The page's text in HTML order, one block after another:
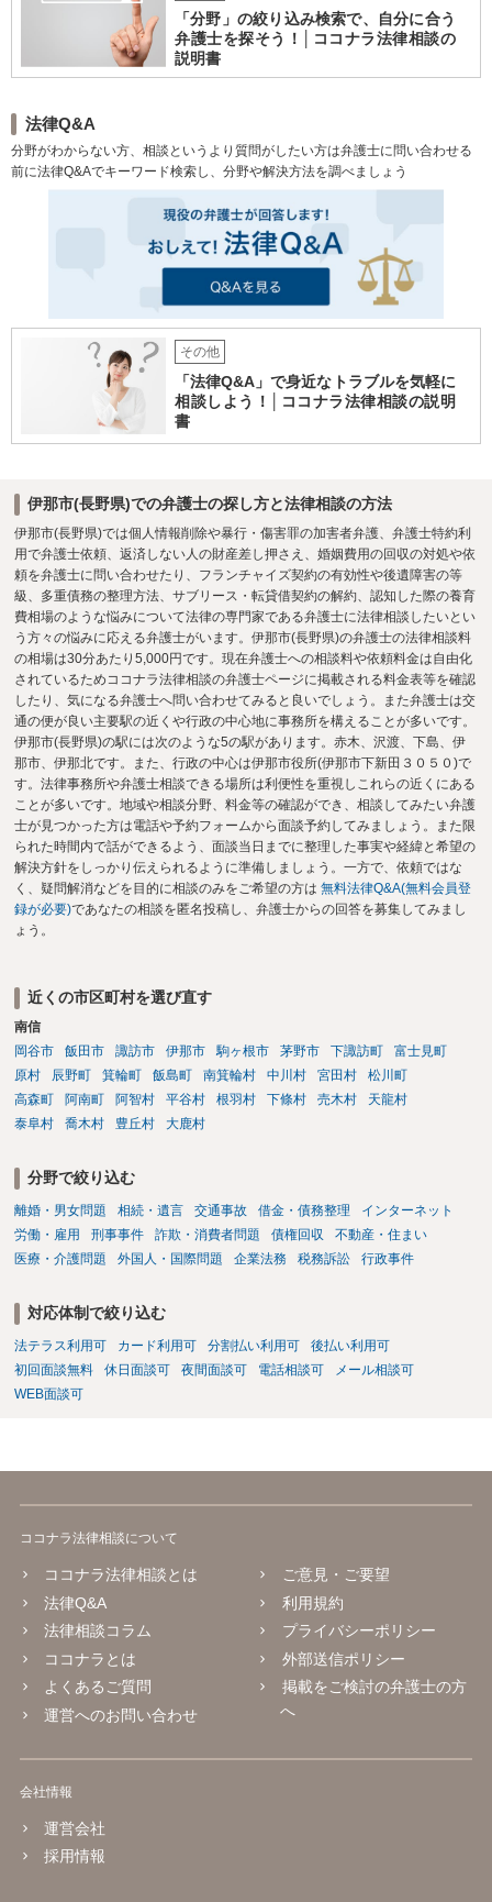
その結果、依頼者に非がないことがわかり、過失割合は10対0で決着しまし
「分野」の絞り込み検索で、自分に合う
弁護士を探そう！│ココナラ法律相談の
説明書
法律Q&A
分野がわからない方、相談というより質問がしたい方は弁護士に問い合わせる
前に法律Q&Aでキーワード検索し、分野や解決方法を調べましょう
その他
「法律Q&A」で身近なトラブルを気軽に
相談しよう！│ココナラ法律相談の説明
書
伊那市(長野県)での弁護士の探し方と法律相談の方法
伊那市(長野県)では個人情報削除や暴行・傷害罪の加害者弁護、弁護士特約利
用で弁護士依頼、返済しない人の財産差し押さえ、婚姻費用の回収の対処や依
頼を弁護士に問い合わせたり、フランチャイズ契約の有効性や後遺障害の等
級、多重債務の整理方法、サブリース・転貸借契約の解約、認知した際の養育
費相場のような悩みについて法律の専門家である弁護士に法律相談したいとい
う方々の悩みに応える弁護士がいます。伊那市(長野県)の弁護士の法律相談料
の相場は30分あたり5,000円です。現在弁護士への相談料や依頼料金は自由化
されているためココナラ法律相談の弁護士ページに掲載される料金表等を確認
したり、気になる弁護士へ問い合わせてみると良いでしょう。また弁護士は交
通の便が良い主要駅の近くや行政の中心地に事務所を構えることが多いです。
伊那市(長野県)の駅には次のような5の駅があります。赤木、沢渡、下島、伊
那市、伊那北です。また、行政の中心は伊那市役所(伊那市下新田３０５０)で
す。法律事務所や弁護士相談できる場所は利便性を重視しこれらの近くにある
ことが多いです。地域や相談分野、料金等の確認ができ、相談してみたい弁護
士が見つかった方は電話や予約フォームから面談予約してみましょう。また限
られた時間内で話ができるよう、面談当日までに整理した事実や経緯と希望の
解決方針をしっかり伝えられるように準備しましょう。一方で、依頼ではな
く、疑問解消などを目的に相談のみをご希望の方は 無料法律Q&A(無料会員登
録が必要)であなたの相談を匿名投稿し、弁護士からの回答を募集してみまし
ょう。
近くの市区町村を選び直す
南信
岡谷市
飯田市 諏訪市 伊那市 駒ヶ根市 茅野市 下諏訪町
富士見町
原村
辰野町 箕輪町 飯島町 南箕輪村 中川村 宮田村
松川町
高森町
阿南町 阿智村 平谷村 根羽村 下條村 売木村
天龍村
泰阜村
喬木村 豊丘村 大鹿村
分野で絞り込む
離婚・男女問題 相続・遺言 交通事故 借金・債務整理
インターネット
労働・雇用
刑事事件 詐欺・消費者問題 債権回収
不動産・住まい
医療・介護問題
外国人・国際問題 企業法務 税務訴訟 行政事件
対応体制で絞り込む
法テラス利用可 カード利用可 分割払い利用可
後払い利用可
初回面談無料
休日面談可 夜間面談可 電話相談可
メール相談可
WEB面談可
ココナラ法律相談について
ココナラ法律相談とは
法律Q&A
法律相談コラム
ココナラとは
よくあるご質問
運営へのお問い合わせ
ご意見・ご要望
利用規約
プライバシーポリシー
外部送信ポリシー
掲載をご検討の弁護士の方
へ
会社情報
運営会社
採用情報